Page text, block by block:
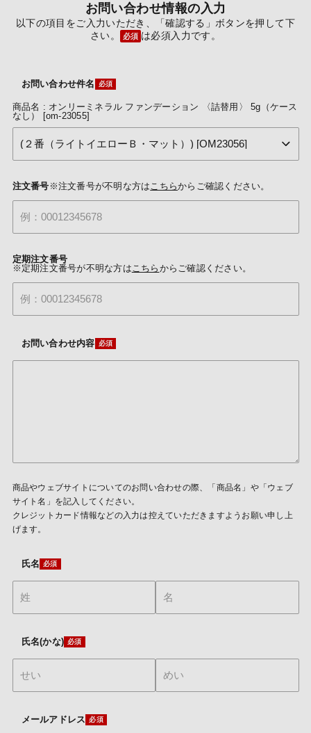
お問い合わせ情報の入力
以下の項目をご入力いただき、「確認する」ボタンを押して下
さい。
必須 は必須入力です。
お問い合わせ件名
商品名 : オンリーミネラル ファンデーション 〈詰替用〉 5g（ケース
なし） [om-23055]
注文番号 ※注文番号が不明な方は こちらからご確認ください。
定期注文番号
※定期注文番号が不明な方は こちら からご確認ください。
お問い合わせ内容
商品やウェブサイトについてのお問い合わせの際、「商品名」や「ウェブ
サイト名」を記入してください。
クレジットカード情報などの入力は控えていただきますようお願い申し上
げます。
氏名
氏名(かな)
メールアドレス